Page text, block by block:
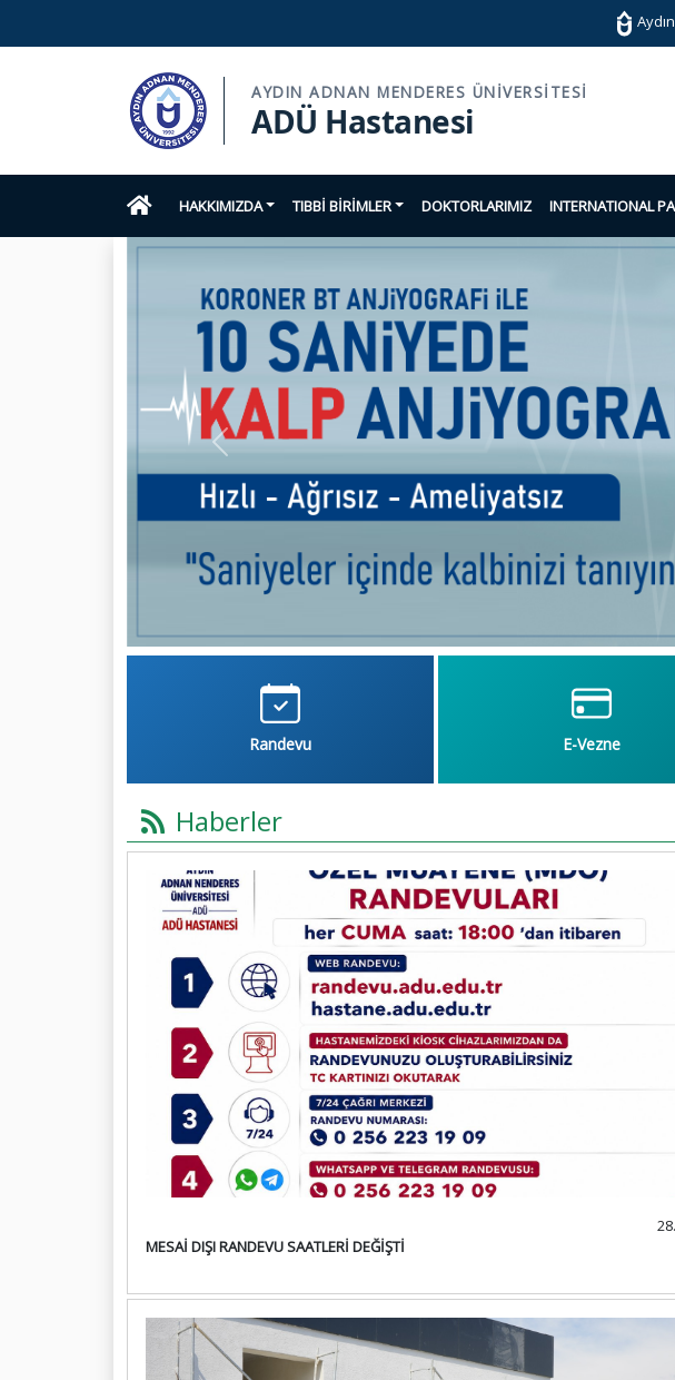
AYDIN ADNAN MENDERES ÜNIVERSITESI
ADÜ Hastanesi
HAKKIMIZDA TIBBİ BİRİMLER DOKTORLARIMIZ INTERNATIONAL
Previous
Randevu E-Vezne
Haberler
MESAİ DIŞI RANDEVU SAATLERİ DEĞİŞTİ